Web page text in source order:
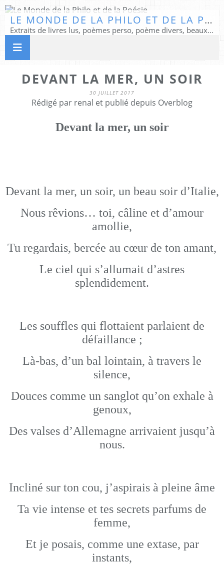
LE MONDE DE LA PHILO ET DE LA POÉSIE
Extraits de livres lus, poèmes perso, poème divers, beaux textes...
DEVANT LA MER, UN SOIR
30 JUILLET 2017
Rédigé par renal et publié depuis Overblog
Devant la mer, un soir
Devant la mer, un soir, un beau soir d’Italie,
Nous rêvions… toi, câline et d’amour
amollie,
Tu regardais, bercée au cœur de ton amant,
Le ciel qui s’allumait d’astres
splendidement.
Les souffles qui flottaient parlaient de
défaillance ;
Là-bas, d’un bal lointain, à travers le
silence,
Douces comme un sanglot qu’on exhale à
genoux,
Des valses d’Allemagne arrivaient jusqu’à
nous.
Incliné sur ton cou, j’aspirais à pleine âme
Ta vie intense et tes secrets parfums de
femme,
Et je posais, comme une extase, par
instants,